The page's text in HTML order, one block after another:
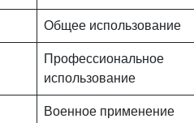
Общее использование
Профессиональное
использование
Военное применение